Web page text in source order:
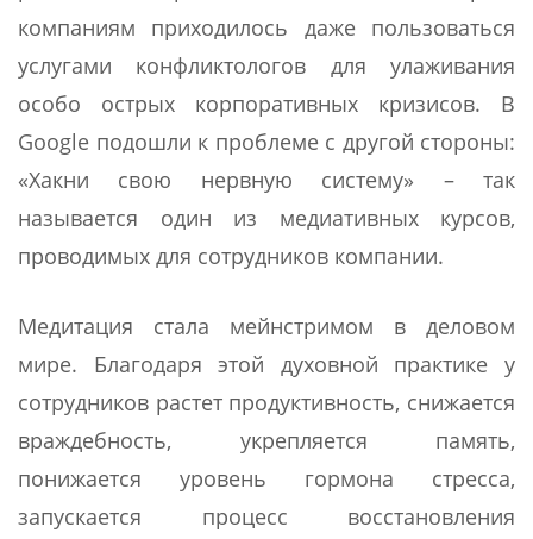
компаниям приходилось даже пользоваться
услугами конфликтологов для улаживания
особо острых корпоративных кризисов. В
Google подошли к проблеме с другой стороны:
«Хакни свою нервную систему» – так
называется один из медиативных курсов,
проводимых для сотрудников компании.
Медитация стала мейнстримом в деловом
мире. Благодаря этой духовной практике у
сотрудников растет продуктивность, снижается
враждебность, укрепляется память,
понижается уровень гормона стресса,
запускается процесс восстановления